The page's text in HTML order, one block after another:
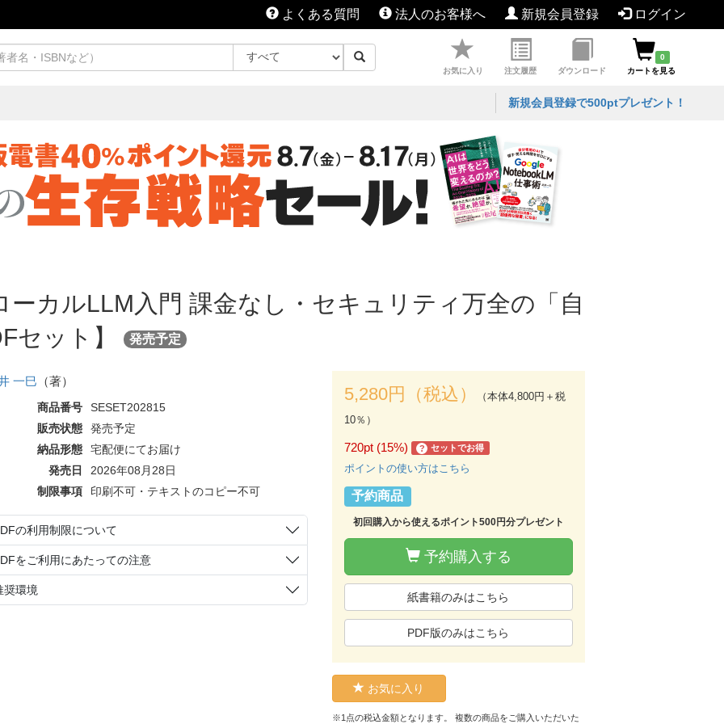
よくある質問 法人のお客様へ 新規会員登録 ログイン
お気に入り 注文履歴 ダウンロード
0
カートを見る
新規会員登録で500ptプレゼント！
カルLLM入門 課金なし・セキュリティ万全の「自
セット】
発売予定
一巳 （著）
商品番号
SESET202815
販売状態
発売予定
納品形態
宅配便にてお届け
発売日
2026年08月28日
制限事項
印刷不可・テキストのコピー不可
の利用制限について
をご利用にあたっての注意
奨環境
5,280円（税込）
（本体4,800円＋税
10％）
720pt (15%) ? セットでお得
ポイントの使い方はこちら
予約商品
初回購入から使えるポイント500円分プレゼント
予約購入する
紙書籍のみはこちら
PDF版のみはこちら
お気に入り
※1点の税込金額となります。 複数の商品をご購入いただいた